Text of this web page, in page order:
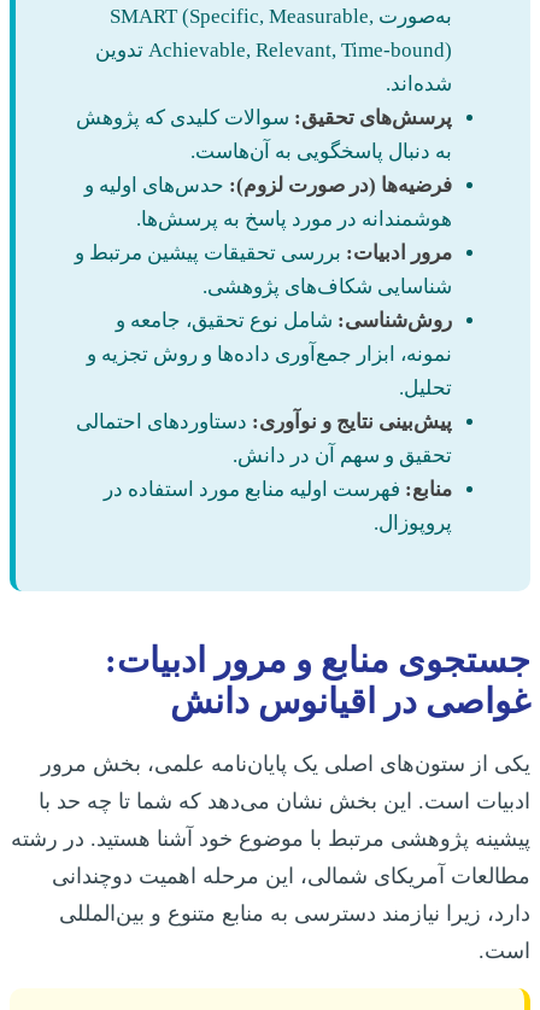
به‌صورت SMART (Specific, Measurable,
Achievable, Relevant, Time-bound) تدوین
شده‌اند.
پرسش‌های تحقیق: سوالات کلیدی که پژوهش
به دنبال پاسخگویی به آن‌هاست.
فرضیه‌ها (در صورت لزوم): حدس‌های اولیه و
هوشمندانه در مورد پاسخ به پرسش‌ها.
مرور ادبیات: بررسی تحقیقات پیشین مرتبط و
شناسایی شکاف‌های پژوهشی.
روش‌شناسی: شامل نوع تحقیق، جامعه و
نمونه، ابزار جمع‌آوری داده‌ها و روش تجزیه و
تحلیل.
پیش‌بینی نتایج و نوآوری: دستاوردهای احتمالی
تحقیق و سهم آن در دانش.
منابع: فهرست اولیه منابع مورد استفاده در
پروپوزال.
جستجوی منابع و مرور ادبیات:
غواصی در اقیانوس دانش
یکی از ستون‌های اصلی یک پایان‌نامه علمی، بخش مرور
ادبیات است. این بخش نشان می‌دهد که شما تا چه حد با
پیشینه پژوهشی مرتبط با موضوع خود آشنا هستید. در رشته
مطالعات آمریکای شمالی، این مرحله اهمیت دوچندانی
دارد، زیرا نیازمند دسترسی به منابع متنوع و بین‌المللی
است.